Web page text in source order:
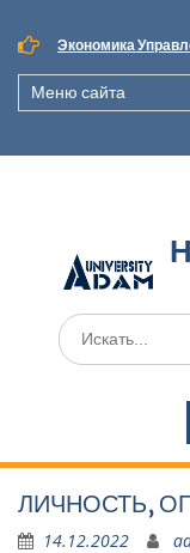
Экономика
Меню сайта
Поиск
для:
ЛИЧНОСТЬ,
14.12.2022